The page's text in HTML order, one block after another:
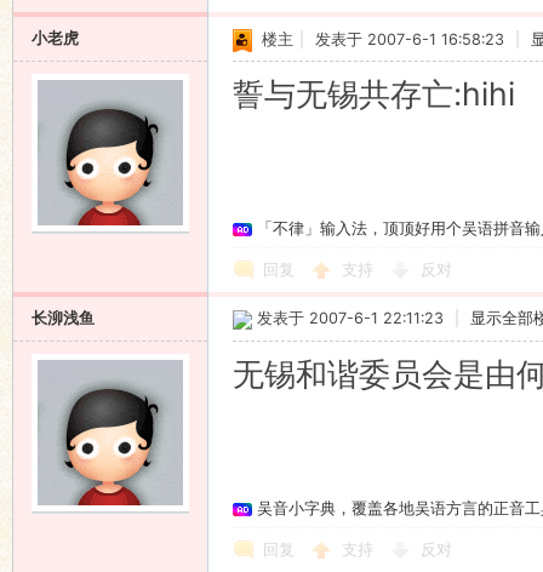
小老虎 楼主 发表于 2007-6-1 16:58:23
誓与无锡共存亡:hihi
「不律」输入法，顶顶好用个吴语拼音
回复 支持 反对
长泖浅鱼 发表于 2007-6-1 22:11:23 显示全部
无锡和谐委员会是由
吴音小字典，覆盖各地吴语方言的正音
回复 支持 反对